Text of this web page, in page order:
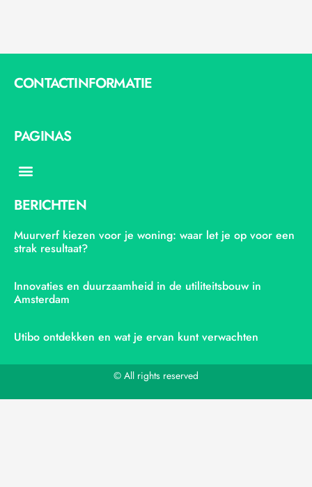
CONTACTINFORMATIE
PAGINAS
Menu
BERICHTEN
Muurverf kiezen voor je woning: waar let je op voor een
strak resultaat?
Innovaties en duurzaamheid in de utiliteitsbouw in
Amsterdam
Utibo ontdekken en wat je ervan kunt verwachten
© All rights reserved